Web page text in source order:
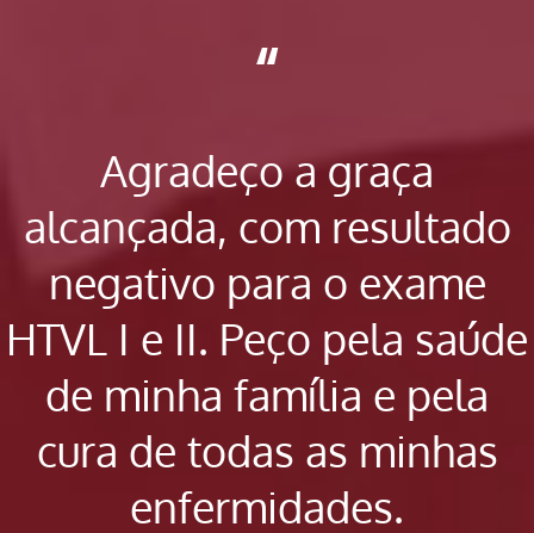
“
Agradeço a graça
alcançada, com resultado
negativo para o exame
HTVL I e II. Peço pela saúde
de minha família e pela
cura de todas as minhas
enfermidades.